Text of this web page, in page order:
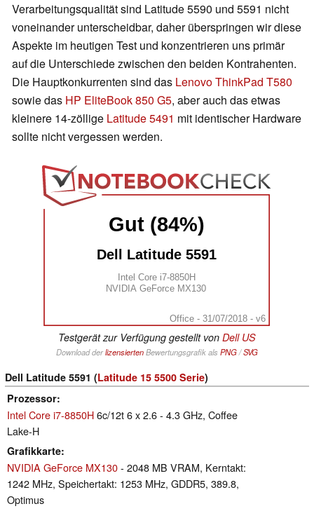
Verarbeitungsqualität sind Latitude 5590 und 5591 nicht
voneinander unterscheidbar, daher überspringen wir diese
Aspekte im heutigen Test und konzentrieren uns primär
auf die Unterschiede zwischen den beiden Kontrahenten.
Die Hauptkonkurrenten sind das Lenovo ThinkPad T580
sowie das HP EliteBook 850 G5, aber auch das etwas
kleinere 14-zöllige Latitude 5491 mit identischer Hardware
sollte nicht vergessen werden.
Gut (84%)
Dell Latitude 5591
Intel Core i7-8850H
NVIDIA GeForce MX130
Office - 31/07/2018 - v6
Testgerät zur Verfügung gestellt von Dell US
Download derlizensiertenBewertungsgrafik als PNG/SVG
Dell Latitude 5591 (Latitude 15 5500 Serie)
Prozessor
Intel Core i7-8850H6c/12t 6 x 2.6 - 4.3 GHz, Coffee
Lake-H
Grafikkarte
NVIDIA GeForce MX130- 2048 MB VRAM, Kerntakt:
1242 MHz, Speichertakt: 1253 MHz, GDDR5, 389.8,
Optimus